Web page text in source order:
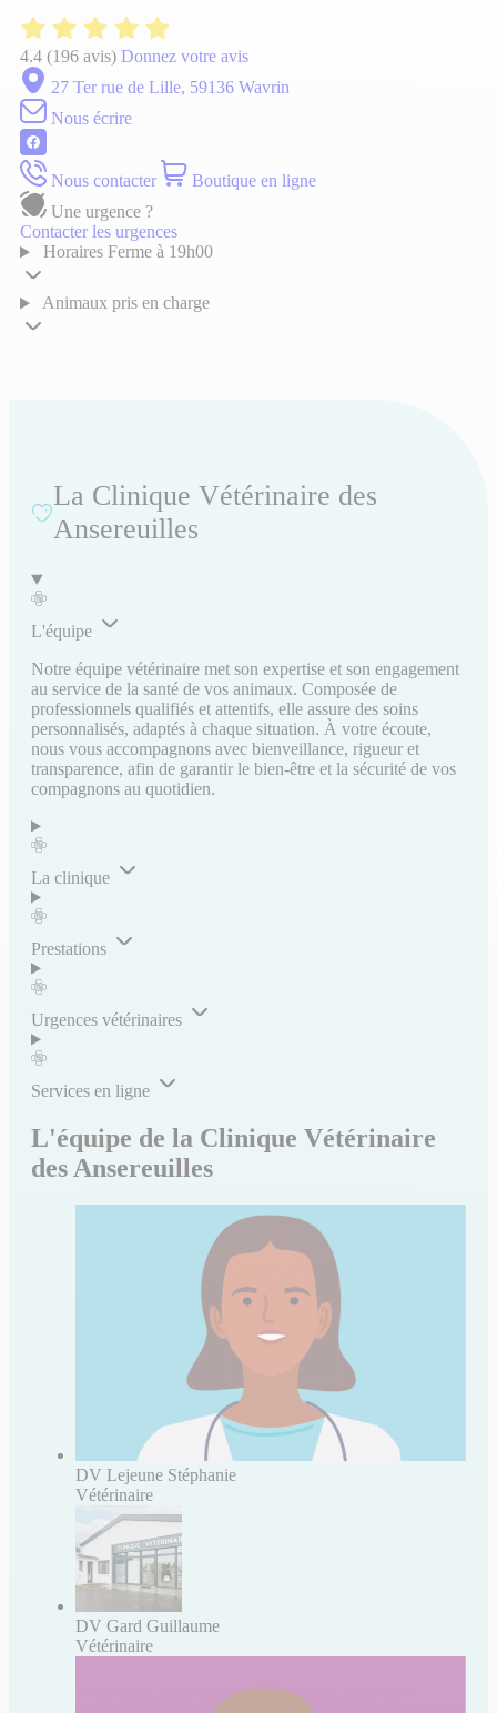
4.4 (196 avis) Donnez votre avis
27 Ter rue de Lille, 59136 Wavrin
Nous écrire
Nous contacter
Boutique en ligne
Une urgence ?
Contacter les urgences
Horaires Ferme à 19h00
Animaux pris en charge
La Clinique Vétérinaire des
Ansereuilles
L'équipe
Notre équipe vétérinaire met son expertise et son engagement
au service de la santé de vos animaux. Composée de
professionnels qualifiés et attentifs, elle assure des soins
personnalisés, adaptés à chaque situation. À votre écoute,
nous vous accompagnons avec bienveillance, rigueur et
transparence, afin de garantir le bien-être et la sécurité de vos
compagnons au quotidien.
La clinique
Prestations
Urgences vétérinaires
Services en ligne
L'équipe de la Clinique Vétérinaire
des Ansereuilles
DV Lejeune Stéphanie
Vétérinaire
DV Gard Guillaume
Vétérinaire